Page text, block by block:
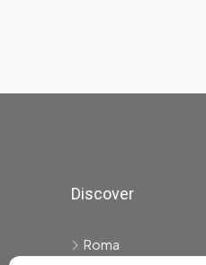
Discover
Roma